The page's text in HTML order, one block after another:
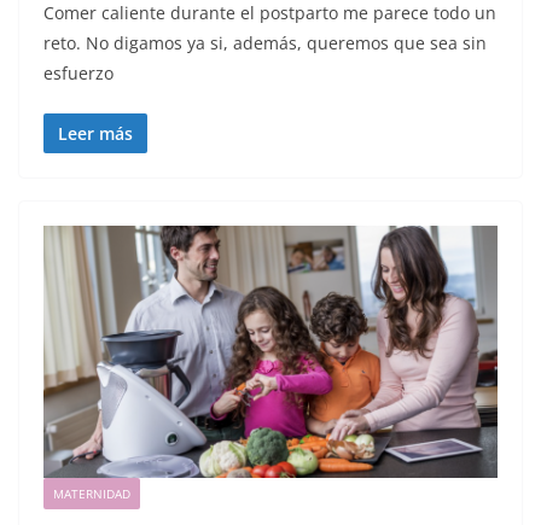
Comer caliente durante el postparto me parece todo un
reto. No digamos ya si, además, queremos que sea sin
esfuerzo
Leer más
MATERNIDAD